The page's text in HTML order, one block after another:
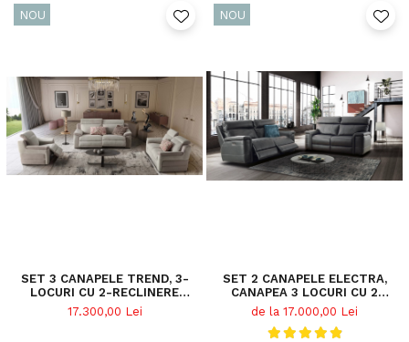
NOU
SET 3 CANAPELE TREND, 3-
LOCURI CU 2-RECLINERE
ELECTRICE, 2-LOCURI FARA
RECLINERE SI FOTOLIU CU
17.300,00 Lei
NOU
SET 2 CANAPELE ELECTRA,
CANAPEA 3 LOCURI CU 2
RECLINERE ELECTRICE BI-
MOTORIZATE, TETIERE
REGLABILE ELECTRIC, PORT
de la 17.000,00 Lei